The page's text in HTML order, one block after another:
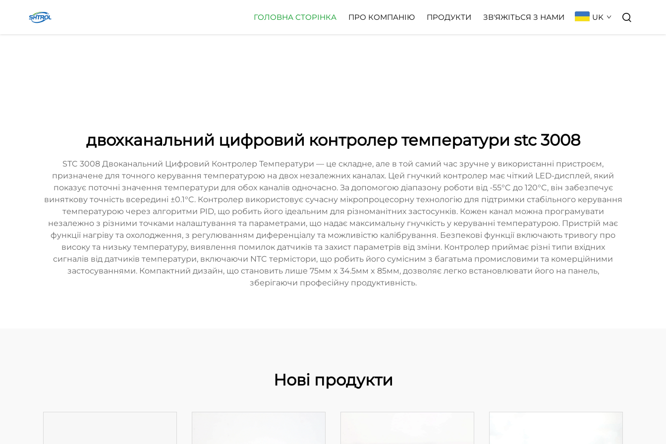
ГОЛОВНА СТОРІНКА ПРО КОМПАНІЮ ПРОДУКТИ ЗВ'ЯЖІТЬСЯ З НАМИ UK
двохканальний цифровий контролер температури stc 3008
STC 3008 Двоканальний Цифровий Контролер Температури — це складне, але в той самий час зручне у використанні пристроєм,
призначене для точного керування температурою на двох незалежних каналах. Цей гнучкий контролер має чіткий LED-дисплей, який
показує поточні значення температури для обох каналів одночасно. За допомогою діапазону роботи від -55°C до 120°C, він забезпечує
виняткову точність всередині ±0.1°C. Контролер використовує сучасну мікропроцесорну технологію для підтримки стабільного керування
температурою через алгоритми PID, що робить його ідеальним для різноманітних застосунків. Кожен канал можна програмувати
незалежно з різними точками налаштування та параметрами, що надає максимальну гнучкість у керуванні температурою. Пристрій має
функції нагріву та охолодження, з регулюванням диференціалу та можливістю калібрування. Безпекові функції включають тривогу про
високу та низьку температуру, виявлення помилок датчиків та захист параметрів від зміни. Контролер приймає різні типи вхідних
сигналів від датчиків температури, включаючи NTC термістори, що робить його сумісним з багатьма промисловими та комерційними
застосуваннями. Компактний дизайн, що становить лише 75мм x 34.5мм x 85мм, дозволяє легко встановлювати його на панель,
зберігаючи професійну продуктивність.
Нові продукти